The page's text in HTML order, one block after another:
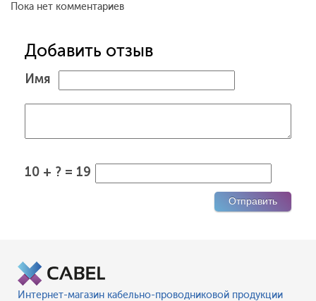
Пока нет комментариев
Добавить отзыв
Имя
10 + ? = 19
Интернет-магазин кабельно-проводниковой продукции